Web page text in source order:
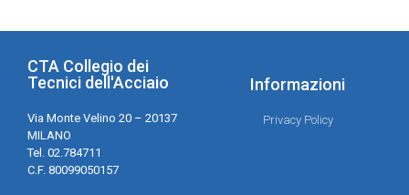
CTA Collegio dei
Tecnici dell'Acciaio
Via Monte Velino 20 – 20137
MILANO
Tel. 02.784711
C.F. 80099050157
Informazioni
Privacy Policy